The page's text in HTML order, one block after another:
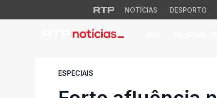
NOTÍCIAS DESPORTO
Forte afluência
ESPECIAIS